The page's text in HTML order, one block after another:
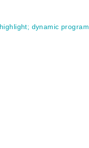
highlight; dynamic